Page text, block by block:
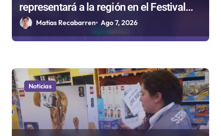
representará a la región en el Festival
Rockódromo de Valparaíso
Matias Recabarren Ago 7, 2026
Noticias